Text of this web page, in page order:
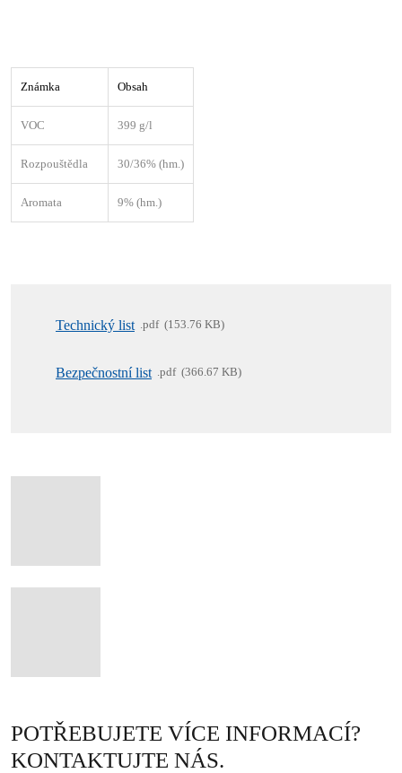
Známka Obsah
VOC 399 g/l
Rozpouštědla 30/36% (hm.)
Aromata 9% (hm.)
Technický list pdf 153.76 KB
Bezpečnostní list pdf 366.67 KB
POTŘEBUJETE VÍCE INFORMACÍ?
KONTAKTUJTE NÁS.